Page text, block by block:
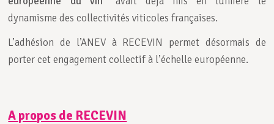
dynamisme des collectivités viticoles françaises.
L’adhésion de l’ANEV à RECEVIN permet désormais de
porter cet engagement collectif à l’échelle européenne.
A propos de RECEVIN